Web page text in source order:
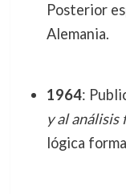
Posterior
Alemania.
1964:
y al análisis
lógica